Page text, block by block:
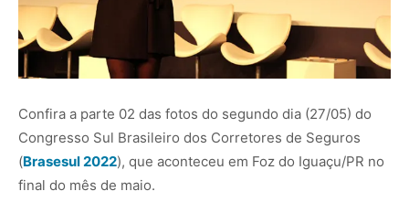
Confira a parte 02 das fotos do segundo dia (27/05) do
Congresso Sul Brasileiro dos Corretores de Seguros
(Brasesul 2022), que aconteceu em Foz do Iguaçu/PR no
final do mês de maio.